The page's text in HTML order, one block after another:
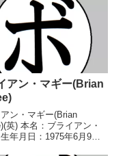
アン・マギー(Brian
ン・マギー(Brian
英) 本名：ブライアン・
年月日：1975年6月9日